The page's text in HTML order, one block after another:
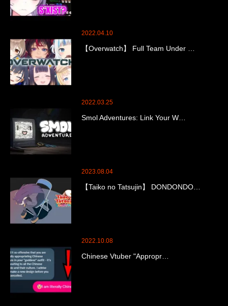
2022.04.10
【Overwatch】 Full Team Under …
2022.03.25
Smol Adventures: Link Your W…
2023.08.04
【Taiko no Tatsujin】 DONDONDO…
2022.10.08
Chinese Vtuber "Appropr…